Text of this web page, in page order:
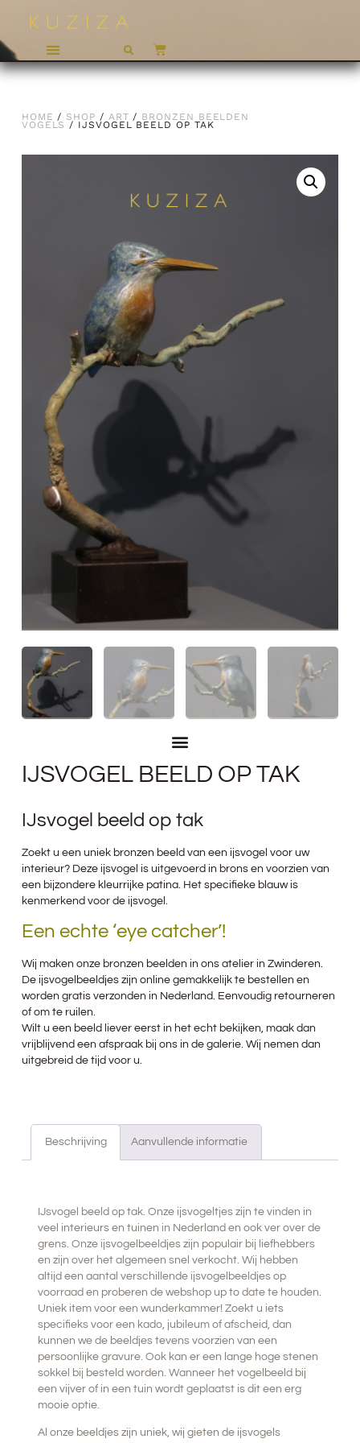
HOME / SHOP / ART / BRONZEN BEELDEN
VOGELS / IJSVOGEL BEELD OP TAK
IJSVOGEL BEELD OP TAK
IJsvogel beeld op tak
Zoekt u een uniek bronzen beeld van een ijsvogel voor uw
interieur? Deze ijsvogel is uitgevoerd in brons en voorzien van
een bijzondere kleurrijke patina. Het specifieke blauw is
kenmerkend voor de ijsvogel.
Een echte ‘eye catcher’!
Wij maken onze bronzen beelden in ons atelier in Zwinderen.
De ijsvogelbeeldjes zijn online gemakkelijk te bestellen en
worden gratis verzonden in Nederland. Eenvoudig retourneren
of om te ruilen.
Wilt u een beeld liever eerst in het echt bekijken, maak dan
vrijblijvend een afspraak bij ons in de galerie. Wij nemen dan
uitgebreid de tijd voor u.
Beschrijving Aanvullende informatie
IJsvogel beeld op tak. Onze ijsvogeltjeszijn te vinden in
veel interieurs en tuinen in Nederland en ook ver over de
grens. Onze ijsvogelbeeldjeszijn populair bij liefhebbers
en zijn over het algemeen snel verkocht. Wij hebben
altijd een aantal verschillende ijsvogelbeeldjes op
voorraad en proberen de webshop up to date te houden.
Uniek item voor een wunderkammer! Zoekt u iets
specifieks voor een kado, jubileum of afscheid, dan
kunnen we de beeldjes tevens voorzien van een
persoonlijke gravure. Ook kan er een lange hoge stenen
sokkel bij besteld worden. Wanneer het vogelbeeld bij
een vijver of in een tuin wordt geplaatst is dit een erg
mooie optie.
Al onze beeldjes zijn uniek, wij gieten de ijsvogels